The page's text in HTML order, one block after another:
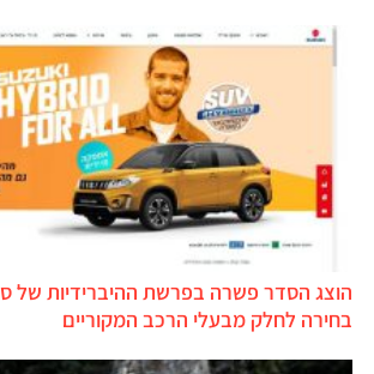
לחלק מבעלי הרכב המקוריים